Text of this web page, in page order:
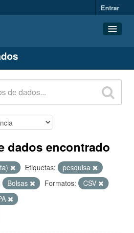
Entrar
dados encontrado
Etiquetas:
pesquisa
Bolsas Formatos:
CSV